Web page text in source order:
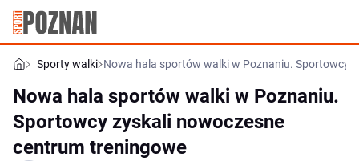
Sporty walki Nowa hala sportów walki w Poznaniu. Sportowcy
Nowa hala sportów walki w Poznaniu.
Sportowcy zyskali nowoczesne
centrum treningowe